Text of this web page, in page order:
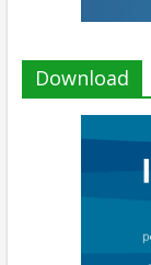
Download